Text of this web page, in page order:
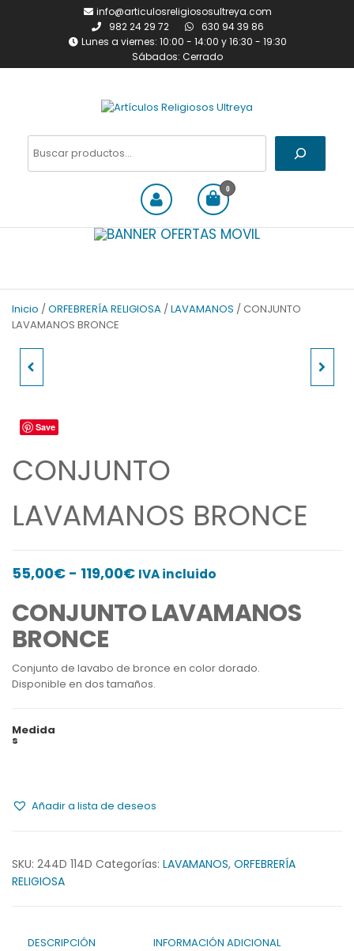
info@articulosreligiososultreya.com
982 24 29 72
630 94 39 86
Lunes a viernes: 10:00 - 14:00 y 16:30 - 19:30
Sábados: Cerrado
Artículos Religiosos Ultreya
venta de todo tipo de
Buscar
0
Inicio / ORFEBRERÍA RELIGIOSA / LAVAMANOS / CONJUNTO
LAVAMANOS BRONCE
Save
CONJUNTO
LAVAMANOS BRONCE
55,00€ - 119,00€Rango
precios:
55,00€
hasta
IVA incluido
CONJUNTO LAVAMANOS
BRONCE
Conjunto de lavabo de bronce en color dorado.
Disponible en dos tamaños.
Medida
s
Añadir a lista de deseos
SKU: 244D 114D Categorías: LAVAMANOS, ORFEBRERÍA
RELIGIOSA
DESCRIPCIÓN INFORMACIÓN ADICIONAL